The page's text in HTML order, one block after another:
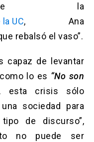
de la
UC, Ana
rebalsó el vaso”.
capaz de levantar
lo es “No son
esta crisis sólo
sociedad para
de discurso”,
no puede ser